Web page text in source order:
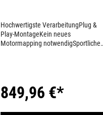
Hochwertigste VerarbeitungPlug &
Play-MontageKein neues
Motormapping notwendigSportlicher
849,96 €*